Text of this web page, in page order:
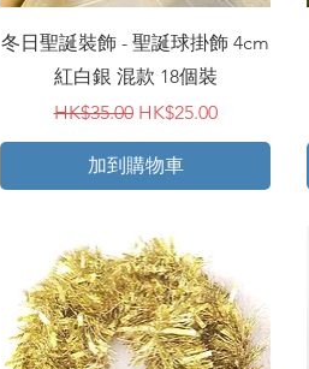
快速瀏覽
冬日聖誕裝飾 - 聖誕球掛飾 4cm
紅白銀 混款 18個裝
一般價格
HK$35.00 促銷價格
HK$25.00
加到購物車